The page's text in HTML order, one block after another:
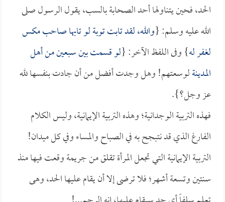
الحد، فحين يتناولها أحد الصحابة بالسب، يقول الرسول صلى
الله عليه وسلم: {والله، لقد تابت توبة لو تابها صاحب مكس
لغفر له} وفى اللفظ الآخر: {لو قسمت بين سبعين من أهل
المدينةلوسعتهم! وهل وجدت أفضل من أن جادت بنفسها لله
عز وجل؟}.
فهذه التربية الوجدانية؛ وهذه التربية الإيمانية، وليس الكلام
الفارغ الذي قد نتبجح به في الصباح والمساء وفي كل ميدان!
التربية الإيمانية التي تجعل المرأة تقلق من جريمة وقعت فيها منذ
سنتين وتسعة أشهر؛ فلا ترضى إلا أن يقام عليها الحد، وهى